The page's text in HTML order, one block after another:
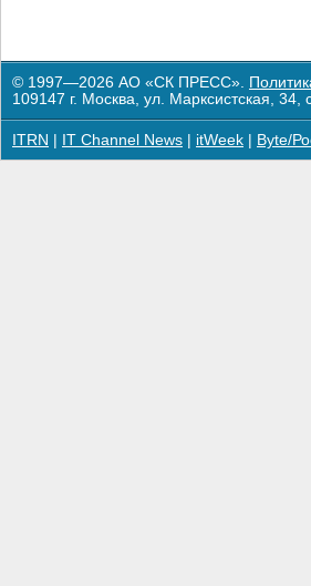
© 1997—2026 АО «СК ПРЕСС».
109147 г. Москва, ул. Марксистская,
ITRN IT Channel News itWeek Byte/